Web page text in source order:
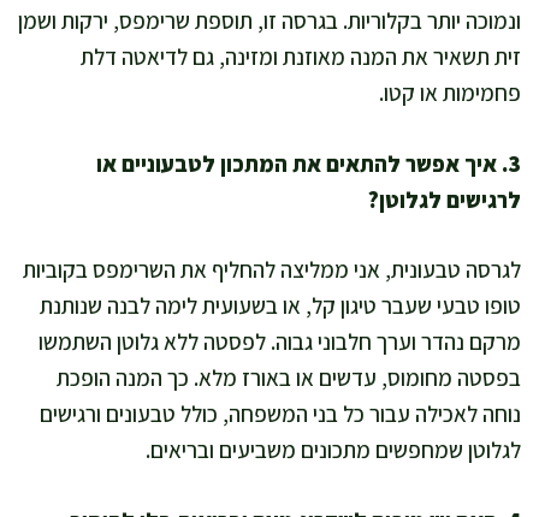
ונמוכה יותר בקלוריות. בגרסה זו, תוספת שרימפס, ירקות ושמן
זית תשאיר את המנה מאוזנת ומזינה, גם לדיאטה דלת
פחמימות או קטו.
3. איך אפשר להתאים את המתכון לטבעוניים או
לרגישים לגלוטן?
לגרסה טבעונית, אני ממליצה להחליף את השרימפס בקוביות
טופו טבעי שעבר טיגון קל, או בשעועית לימה לבנה שנותנת
מרקם נהדר וערך חלבוני גבוה. לפסטה ללא גלוטן השתמשו
בפסטה מחומוס, עדשים או באורז מלא. כך המנה הופכת
נוחה לאכילה עבור כל בני המשפחה, כולל טבעונים ורגישים
לגלוטן שמחפשים מתכונים משביעים ובריאים.